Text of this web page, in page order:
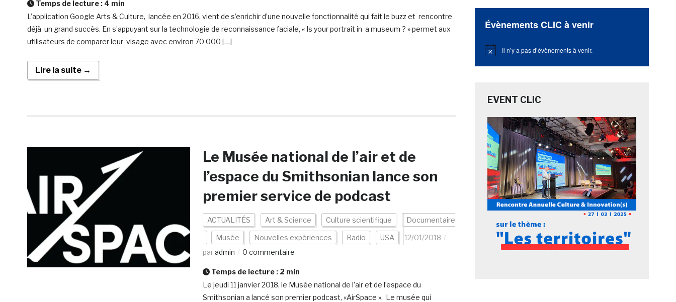
Temps de lecture : 4 min
L’application Google Arts & Culture, lancée en 2016, vient de s’enrichir d’une nouvelle fonctionnalité qui fait le buzz et rencontre
déjà un grand succès. En s’appuyant sur la technologie de reconnaissance faciale, « Is your portrait in a museum ? » permet aux
utilisateurs de comparer leur visage avec environ 70 000 […]
Lire la suite →
Le Musée national de l’air et de
l’espace du Smithsonian lance son
premier service de podcast
ACTUALITÉS Art & Science Culture scientifique Documentaire
Musée Nouvelles expériences Radio USA
12/01/2018
paradmin 0 commentaire
Temps de lecture : 2 min
Le jeudi 11 janvier 2018, le Musée national de l’air et de l’espace du
Smithsonian a lancé son premier podcast, «AirSpace ». Le musée qui
Évènements CLIC à venir
Notice Il n’y a pas d’évènements à venir.
EVENT CLIC